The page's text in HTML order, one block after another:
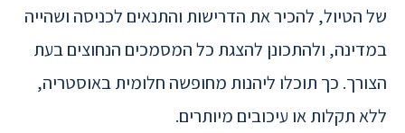
של הטיול, להכיר את הדרישות והתנאים לכניסה ושהייה
במדינה, ולהתכונן להצגת כל המסמכים הנחוצים בעת
הצורך. כך תוכלו ליהנות מחופשה חלומית באוסטריה,
ללא תקלות או עיכובים מיותרים.